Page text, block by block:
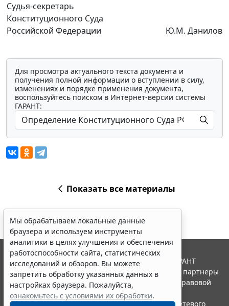
Судья-секретарь
Конституционного Суда
Российской Федерации
Ю.М. Данилов
Для просмотра актуального текста документа и
получения полной информации о вступлении в силу,
изменениях и порядке применения документа,
воспользуйтесь поиском в Интернет-версии системы
ГАРАНТ:
Показать все материалы
Мы обрабатываем локальные данные
браузера и используем инструменты
аналитики в целях улучшения и обеспечения
работоспособности сайта, статистических
исследований и обзоров. Вы можете
запретить обработку указанных данных в
настройках браузера. Пожалуйста,
ознакомьтесь с условиями их обработки.
© ООО "НПП "ГАРАНТ-СЕРВИС", 2026. Система ГАРАНТ
выпускается с 1990 года. Компания "Гарант" и ее партнеры
являются участниками Российской ассоциации правовой
информации ГАРАНТ.
Портал ГАРАНТ.РУ зарегистрирован в качестве сетевого